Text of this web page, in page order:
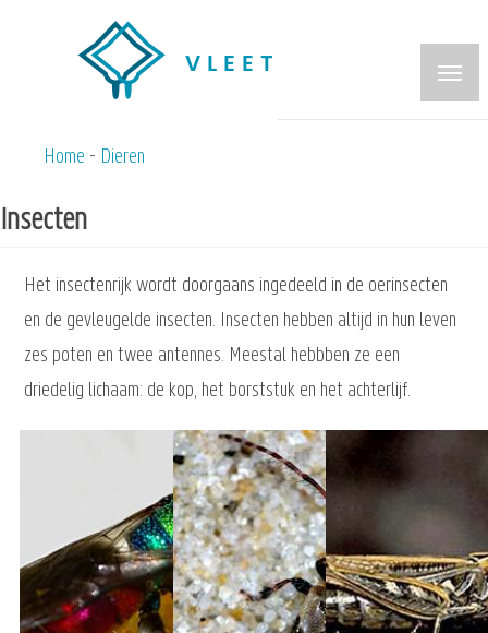
Home Dieren
Insecten
Het insectenrijk wordt doorgaans ingedeeld in de oerinsecten
en de gevleugelde insecten. Insecten hebben altijd in hun leven
zes poten en twee antennes. Meestal hebbben ze een
driedelig lichaam: de kop, het borststuk en het achterlijf.